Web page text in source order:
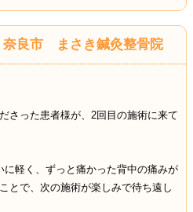
良市 まさき鍼灸整骨院
さった患者様が、2回目の施術に来て
軽く、ずっと痛かった背中の痛みが
とで、次の施術が楽しみで待ち遠し